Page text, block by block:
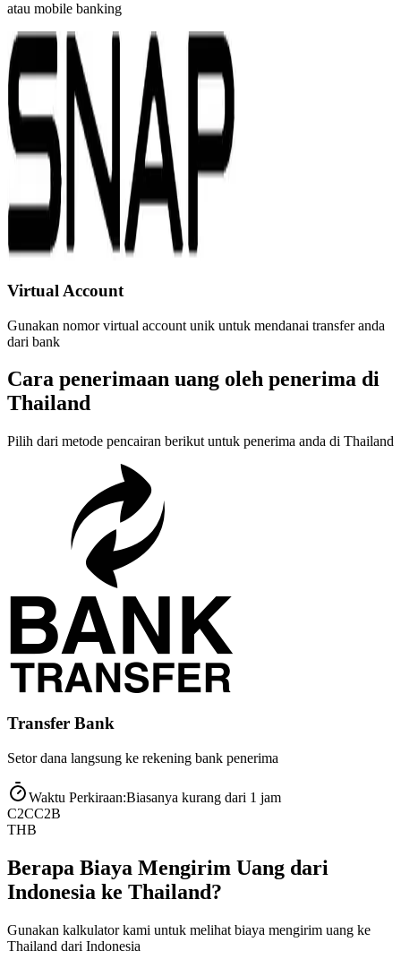
atau mobile banking
Virtual Account
Gunakan nomor virtual account unik untuk mendanai transfer anda
dari bank
Cara penerimaan uang oleh penerima di
Thailand
Pilih dari metode pencairan berikut untuk penerima anda di Thailand
Transfer Bank
Setor dana langsung ke rekening bank penerima
Waktu Perkiraan:Biasanya kurang dari 1 jam
C2CC2B
THB
Berapa Biaya Mengirim Uang dari
Indonesia ke Thailand?
Gunakan kalkulator kami untuk melihat biaya mengirim uang ke
Thailand dari Indonesia